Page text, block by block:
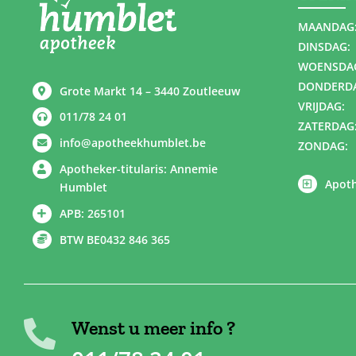
Grote Markt 14 – 3440 Zoutleeuw
011/78 24 01
info@apotheekhumblet.be
Apotheker-titularis: Annemie
Humblet
APB: 265101
BTW BE0432 846 365
MAANDAG:
DINSDAG:
VRIJDAG:
ZATERDAG:
ZONDAG:
Wenst u meer info ?